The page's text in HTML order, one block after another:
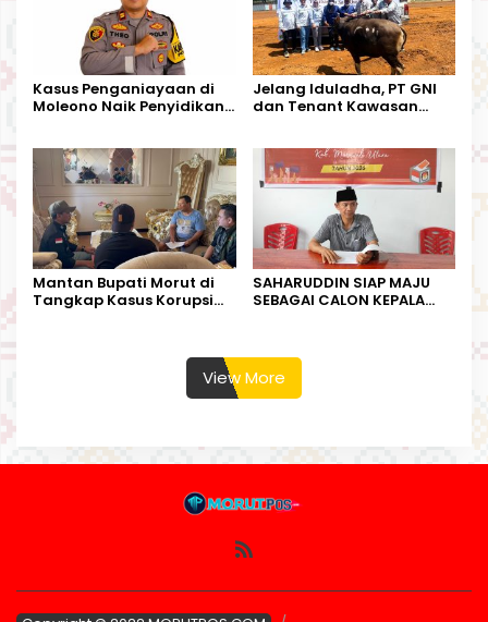
Kasus Penganiayaan di
Moleono Naik Penyidikan,
Jelang Iduladha, PT GNI
dan Tenant Kawasan
Mantan Bupati Morut di
Tangkap Kasus Korupsi
SAHARUDDIN SIAP MAJU
SEBAGAI CALON KEPALA
View More